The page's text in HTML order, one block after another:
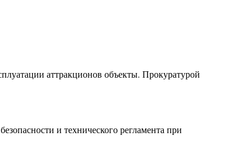
аттракционов объекты. Прокуратурой
и технического регламента при